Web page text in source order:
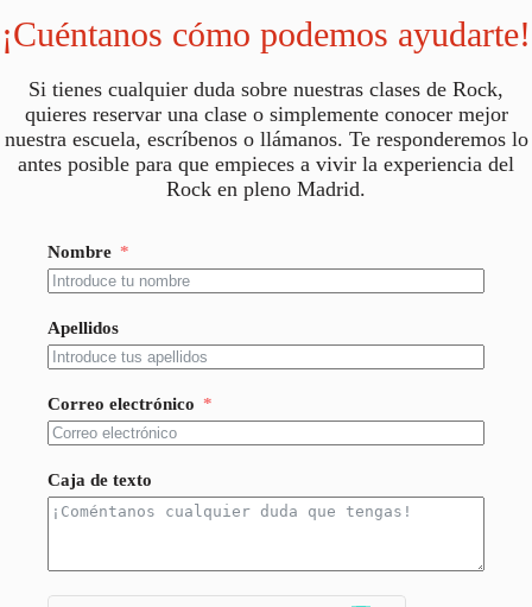
¡Cuéntanos cómo podemos ayudarte!
Si tienes cualquier duda sobre nuestras clases de Rock,
quieres reservar una clase o simplemente conocer mejor
nuestra escuela, escríbenos o llámanos. Te responderemos lo
antes posible para que empieces a vivir la experiencia del
Rock en pleno Madrid.
Nombre
Apellidos
Correo electrónico
Caja de texto